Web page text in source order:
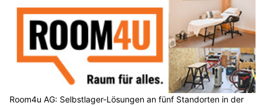
Room4u AG: Selbstlager-Lösungen an fünf Standorten in der